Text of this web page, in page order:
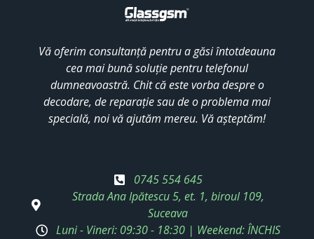
Vă oferim consultanță pentru a găsi întotdeauna
cea mai bună soluție pentru telefonul
dumneavoastră. Chit că este vorba despre o
decodare, de reparație sau de o problema mai
specială, noi vă ajutăm mereu. Vă așteptăm!
0745 554 645
Strada Ana Ipătescu 5, et. 1, biroul 109,
Suceava
Luni - Vineri: 09:30 - 18:30 | Weekend: ÎNCHIS